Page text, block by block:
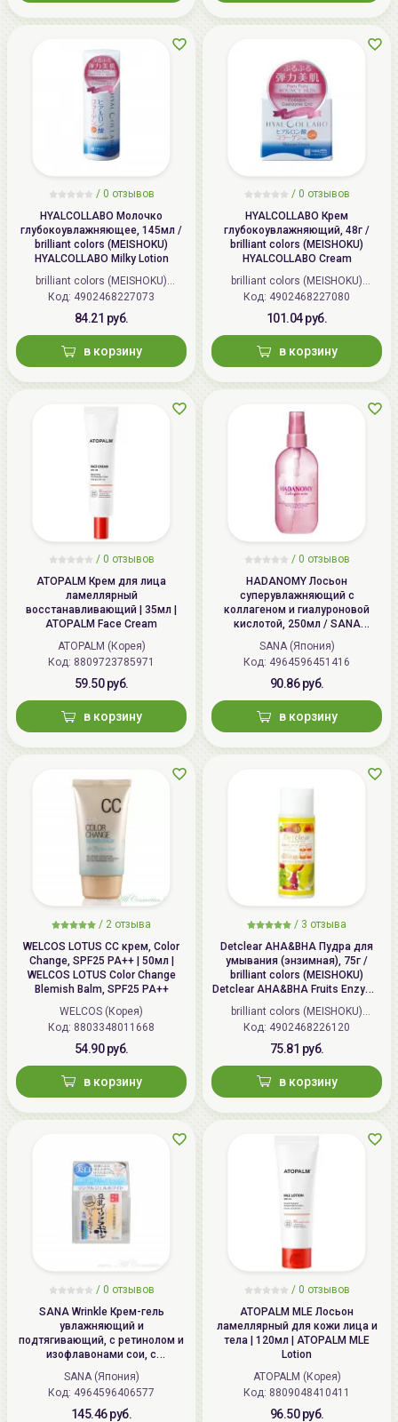
/ 0 отзывов
HYALCOLLABO Молочко
глубокоувлажняющее, 145мл /
brilliant colors (MEISHOKU)
HYALCOLLABO Milky Lotion
brilliant colors (MEISHOKU)
(Япония)
Код: 4902468227073
84.21 руб.
в корзину
/ 0 отзывов
HYALCOLLABO Крем
глубокоувлажняющий, 48г /
brilliant colors (MEISHOKU)
HYALCOLLABO Cream
brilliant colors (MEISHOKU)
(Япония)
Код: 4902468227080
101.04 руб.
в корзину
/ 0 отзывов
ATOPALM Крем для лица
ламеллярный
восстанавливающий | 35мл |
ATOPALM Face Cream
ATOPALM (Корея)
Код: 8809723785971
59.50 руб.
в корзину
/ 0 отзывов
HADANOMY Лосьон
суперувлажняющий с
коллагеном и гиалуроновой
кислотой, 250мл / SANA
HADANOMY Collagen mist
SANA (Япония)
Код: 4964596451416
90.86 руб.
в корзину
/ 2 отзыва
WELCOS LOTUS СС крем, Color
Change, SPF25 PA++ | 50мл |
WELCOS LOTUS Color Change
Blemish Balm, SPF25 PA++
WELCOS (Корея)
Код: 8803348011668
54.90 руб.
в корзину
/ 3 отзыва
Detclear AHA&BHA Пудра для
умывания (энзимная), 75г /
brilliant colors (MEISHOKU)
Detclear AHA&BHA Fruits Enzyme
Powder Wash
brilliant colors (MEISHOKU)
(Япония)
Код: 4902468226120
75.81 руб.
в корзину
/ 0 отзывов
SANA Wrinkle Крем-гель
увлажняющий и
подтягивающий, с ретинолом и
изофлавонами сои, с
осветляющим эффектом | 100г |
Wrinkle Gel Cream (Whitening)
SANA (Япония)
Код: 4964596406577
145.46 руб.
/ 0 отзывов
ATOPALM MLE Лосьон
ламеллярный для кожи лица и
тела | 120мл | ATOPALM MLE
Lotion
ATOPALM (Корея)
Код: 8809048410411
96.50 руб.